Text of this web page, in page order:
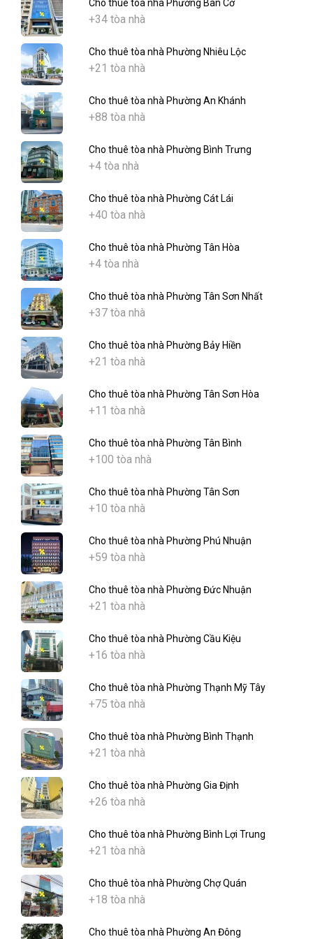
Cho thuê tòa nhà Phường Bàn Cờ
+34 tòa nhà
Cho thuê tòa nhà Phường Nhiêu Lộc
+21 tòa nhà
Cho thuê tòa nhà Phường An Khánh
+88 tòa nhà
Cho thuê tòa nhà Phường Bình Trưng
+4 tòa nhà
Cho thuê tòa nhà Phường Cát Lái
+40 tòa nhà
Cho thuê tòa nhà Phường Tân Hòa
+4 tòa nhà
Cho thuê tòa nhà Phường Tân Sơn Nhất
+37 tòa nhà
Cho thuê tòa nhà Phường Bảy Hiền
+21 tòa nhà
Cho thuê tòa nhà Phường Tân Sơn Hòa
+11 tòa nhà
Cho thuê tòa nhà Phường Tân Bình
+100 tòa nhà
Cho thuê tòa nhà Phường Tân Sơn
+10 tòa nhà
Cho thuê tòa nhà Phường Phú Nhuận
+59 tòa nhà
Cho thuê tòa nhà Phường Đức Nhuận
+21 tòa nhà
Cho thuê tòa nhà Phường Cầu Kiệu
+16 tòa nhà
Cho thuê tòa nhà Phường Thạnh Mỹ Tây
+75 tòa nhà
Cho thuê tòa nhà Phường Bình Thạnh
+21 tòa nhà
Cho thuê tòa nhà Phường Gia Định
+26 tòa nhà
Cho thuê tòa nhà Phường Bình Lợi Trung
+21 tòa nhà
Cho thuê tòa nhà Phường Chợ Quán
+18 tòa nhà
Cho thuê tòa nhà Phường An Đông